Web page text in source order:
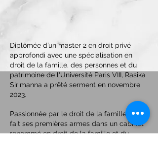
Diplômée d’un master 2 en droit privé
approfondi avec une spécialisation en
droit de la famille, des personnes et du
patrimoine de l'Université Paris VIII, Rasika
Sirimanna a prêté serment en novembre
2023.
Passionnée par le droit de la famille, elle a
fait ses premières armes dans un cabinet
renommé en droit de la famille et du